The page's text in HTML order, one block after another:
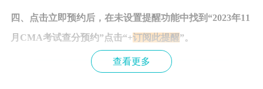
四、点击立即预约后， 在未设置提醒功能中找到“2023年11
月CMA考试查分预约”点击“+订阅此提醒”。
查看更多